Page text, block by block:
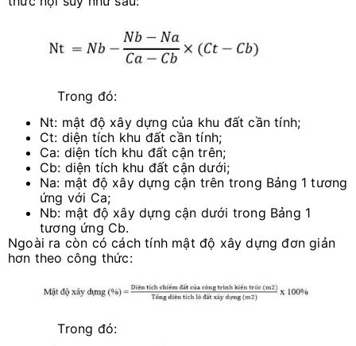
Trong đó:
Nt: mật độ xây dựng của khu đất cần tính;
Ct: diện tích khu đất cần tính;
Ca: diện tích khu đất cận trên;
Cb: diện tích khu đất cận dưới;
Na: mật độ xây dựng cận trên trong Bảng 1 tương
ứng với Ca;
Nb: mật độ xây dựng cận dưới trong Bảng 1
tương ứng Cb.
Ngoài ra còn có cách tính mật độ xây dựng đơn giản
hơn theo công thức:
Trong đó: